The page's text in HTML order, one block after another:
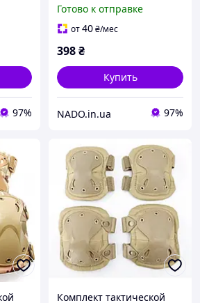
97%
мотоцикла, квадроцикла,
страйкбола и лыж,
Готово к отправке
от40₴/мес
398₴
Купить
NADO.in.ua 97%
Комплект тактической